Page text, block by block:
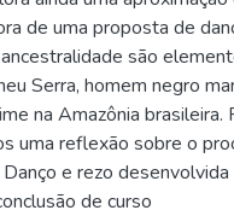
de uma proposta de
são
Serra, homem negro
na Amazônia brasileira.
uma reflexão sobre o
e rezo
de curso